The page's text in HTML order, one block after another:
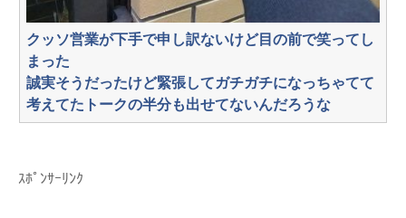
クッソ営業が下手で申し訳ないけど目の前で笑ってし
まった
誠実そうだったけど緊張してガチガチになっちゃてて
考えてたトークの半分も出せてないんだろうな
ｽﾎﾟﾝｻｰﾘﾝｸ